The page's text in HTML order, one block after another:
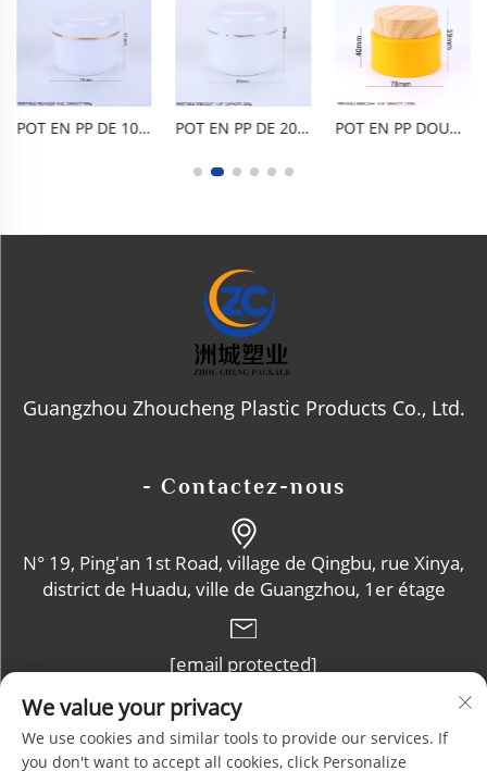
POT EN PP DE 100 ML (3 OZ) POUR CRÈME, POT DOUBLE COUCHE POUR CRÈME VISAGE, FLACON POUR CRÈME POUR LES YEUX, FLACON POUR CRÈME VISAGE, FLACON DOSEUR POUR CRÈME, RÉCIPIENT COSMÉTIQUE PORTABLE, ÉTANCHE ET HERMÉTIQUE, EN PP ALIMENTAIRE SANS BPA, À DOUBLE COUCHE, POUR ÉCHANTILLONS DE VOYAGE ET SOINS DE LA PEAU POT EN PP DE 20 ML (0,7 OZ) POUR CRÈME, POT DOUBLE COUCHE POUR CRÈME VISAGE, FLACON POUR CRÈME POUR LES YEUX, FLACON POUR CRÈME VISAGE, FLACON DOSEUR POUR CRÈME, RÉCIPIENT COSMÉTIQUE PORTABLE, ÉTANCHE ET HERMÉTIQUE, EN PP ALIMENTAIRE SANS BPA, À DOUBLE COUCHE, POUR ÉCHANTILLONS DE VOYAGE ET SOINS DE LA PEAU POT EN PP DOUBLE COUCHE DE STYLE TATCHA, 100 ML / 3 OZ, À EFFET GIVRÉ, À LARGE OUVERTURE POUR CRÈME POUR LE VISAGE, CRÈME CORRECTRICE, MASQUE ET GOMMAGE. COULEURS MACARON, SANS BPA, CONFORME AUX NORMES ALIMENTAIRES, ÉTANCHE ET HERMÉTIQUE AVEC BOUCHON INTÉRIEUR. RÉUTILISABLE, DURABLE ET PORTABLE, POUR SOINS DE LA PEAU ET COSMÉTIQUES
Guangzhou Zhoucheng Plastic Products Co., Ltd.
- Contactez-nous
N° 19, Ping'an 1st Road, village de Qingbu, rue Xinya,
district de Huadu, ville de Guangzhou, 1er étage
[email protected]
+86-13632102114
We value your privacy
We use cookies and similar tools to provide our services. If
you don't want to accept all cookies, click Personalize